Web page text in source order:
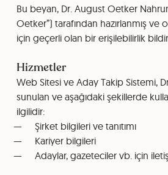
Bu beyan, Dr. August Oetker
Oetker”) tarafından hazırlanmış
için geçerli olan bir erişilebilirlik
Hizmetler
Web Sitesi ve Aday Takip Sistemi,
sunulan ve aşağıdaki şekillerde
ilgilidir:
Şirket bilgileri ve tanıtımı
Kariyer bilgileri
Adaylar, gazeteciler vb. için